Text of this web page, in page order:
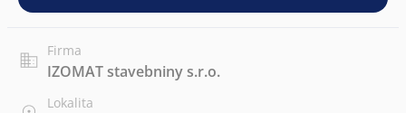
Firma
IZOMAT stavebniny s.r.o.
Lokalita